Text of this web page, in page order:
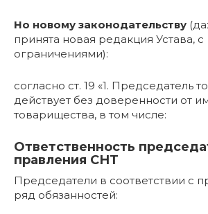
Но новому законодательству
принята новая редакция Устава, с
ограничениями):
согласно ст. 19 «1. Председатель
действует без доверенности от
товарищества, в том числе:
Ответственность
правления СНТ
Председатели в соответствии с
ряд обязанностей: